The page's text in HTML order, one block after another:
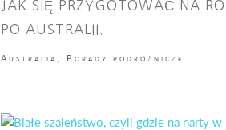
JAK SIĘ PRZYGOTOWAĆ NA
PO AUSTRALII.
Australia Porady podróżnicze